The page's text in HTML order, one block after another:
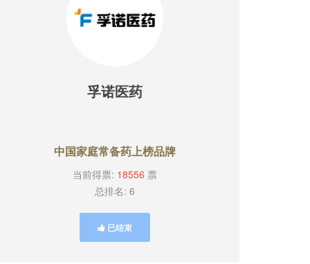
孚诺医药
中国家庭常备药上榜品牌
当前得票: 18556 票
总排名: 6
已结束